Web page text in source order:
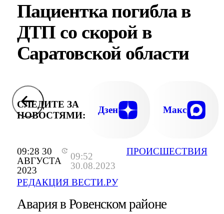
09:28 30
АВГУСТА
2023
09:52
30.08.2023
РЕДАКЦИЯ ВЕСТИ.РУ
ПРОИСШЕСТВИЯ
Пациентка погибла в
ДТП со скорой в
Саратовской области
СЛЕДИТЕ ЗА
НОВОСТЯМИ:
Дзен Макс
Авария в Ровенском районе